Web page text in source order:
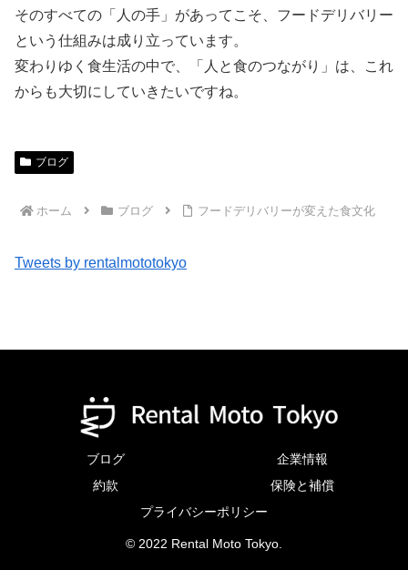
そのすべての「人の手」があってこそ、フードデリバリー
という仕組みは成り立っています。
変わりゆく食生活の中で、「人と食のつながり」は、これ
からも大切にしていきたいですね。
ブログ
ホーム ブログ フードデリバリーが変えた食文化
Tweets by rentalmototokyo
ブログ
企業情報
約款
保険と補償
プライバシーポリシー
© 2022 Rental Moto Tokyo.